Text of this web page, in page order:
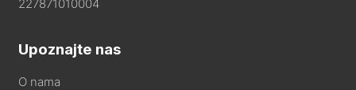
227871010004
Upoznajte nas
O nama